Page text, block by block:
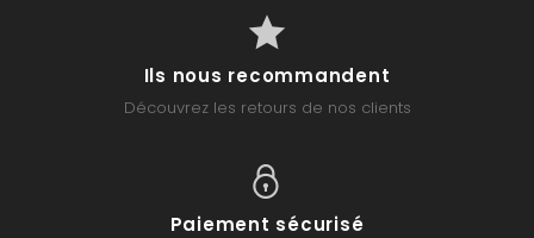
Ils nous recommandent
Découvrez les retours de nos clients
Paiement sécurisé